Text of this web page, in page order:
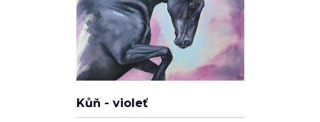
Kůň - violeť